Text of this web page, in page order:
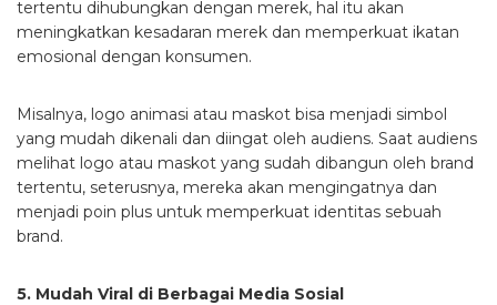
tertentu dihubungkan dengan merek, hal itu akan
meningkatkan kesadaran merek dan memperkuat ikatan
emosional dengan konsumen.
Misalnya, logo animasi atau maskot bisa menjadi simbol
yang mudah dikenali dan diingat oleh audiens. Saat audiens
melihat logo atau maskot yang sudah dibangun oleh brand
tertentu, seterusnya, mereka akan mengingatnya dan
menjadi poin plus untuk memperkuat identitas sebuah
brand.
5. Mudah Viral di Berbagai Media Sosial